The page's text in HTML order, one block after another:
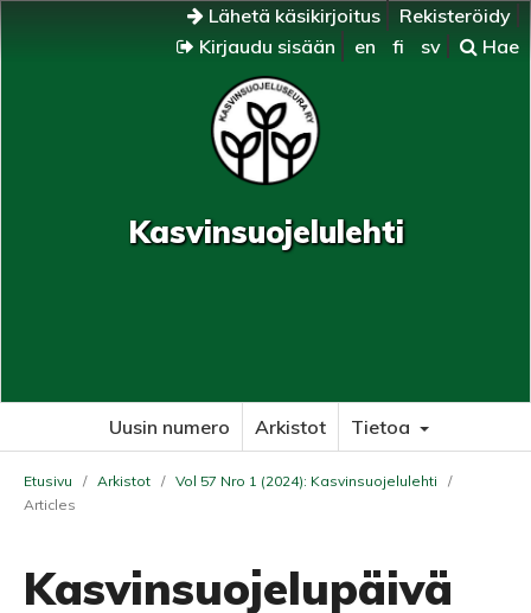
Lähetä käsikirjoitus
Rekisteröidy
Kirjaudu sisään
en fi sv Hae
Kasvinsuojelulehti
Uusin numero Arkistot Tietoa
Etusivu / Arkistot / Vol 57 Nro 1 (2024): Kasvinsuojelulehti
/
Articles
Kasvinsuojelupäivä